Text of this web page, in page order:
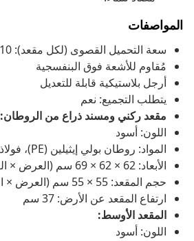
المواصفات
سعة التحميل القصوى (لكل مقعد): 110 كجم
مُقاوم للأشعة فوق البنفسجية
أرجل بلاستيكية قابلة للتعديل
يتطلب التجميع: نعم
مقعد ركني ومسند ذراع من الروطان:
اللون: أسود
المواد: روطان بولي إيثيلين (PE)، فولاذ مطلي بالبودرة
الأبعاد: 62 × 62 × 69 سم (العرض × العمق × الارتفاع)
حجم المقعد: 55 × 55 سم (العرض × العمق)
ارتفاع المقعد عن الأرض: 37 سم
المقعد الأوسط:
اللون: أسود